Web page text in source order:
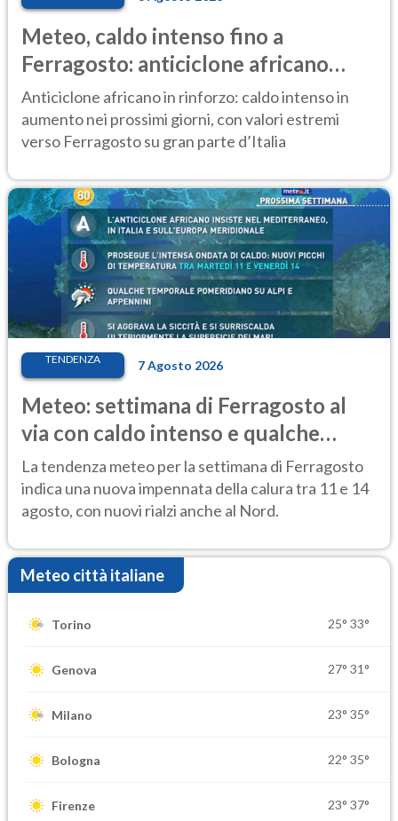
Meteo, caldo intenso fino a
Ferragosto: anticiclone africano
ancora protagonista
Anticiclone africano in rinforzo: caldo intenso in
aumento nei prossimi giorni, con valori estremi
verso Ferragosto su gran parte d’Italia
TENDENZA 7 Agosto 2026
Meteo: settimana di Ferragosto al
via con caldo intenso e qualche
temporale
La tendenza meteo per la settimana di Ferragosto
indica una nuova impennata della calura tra 11 e 14
agosto, con nuovi rialzi anche al Nord.
Meteo città italiane
Torino 25° 33°
Genova 27° 31°
Milano 23° 35°
Bologna 22° 35°
Firenze 23° 37°